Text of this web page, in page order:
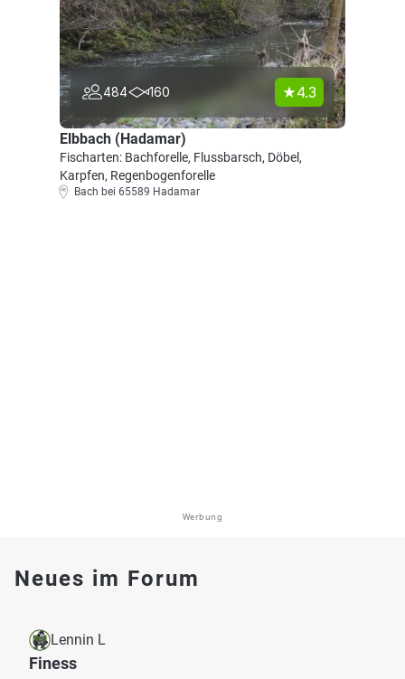
484 160 4.3
Elbbach (Hadamar)
Fischarten: Bachforelle, Flussbarsch, Döbel,
Karpfen, Regenbogenforelle
Bach bei 65589 Hadamar
Werbung
Neues im Forum
Lennin L
Finess